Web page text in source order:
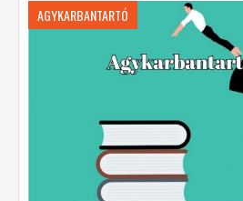
AGYKARBANTARTÓ